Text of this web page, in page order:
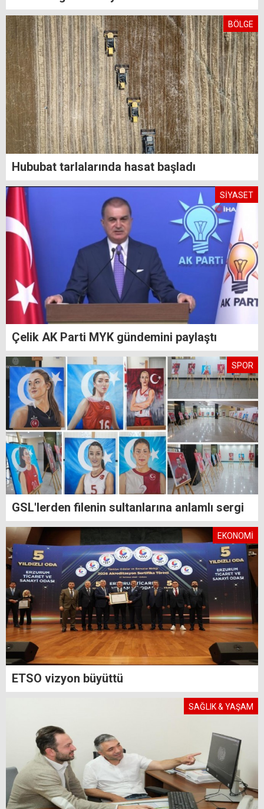
BÖLGE
Hububat tarlalarında hasat başladı
SİYASET
Çelik AK Parti MYK gündemini paylaştı
SPOR
GSL'lerden filenin sultanlarına anlamlı sergi
EKONOMİ
ETSO vizyon büyüttü
SAĞLIK & YAŞAM